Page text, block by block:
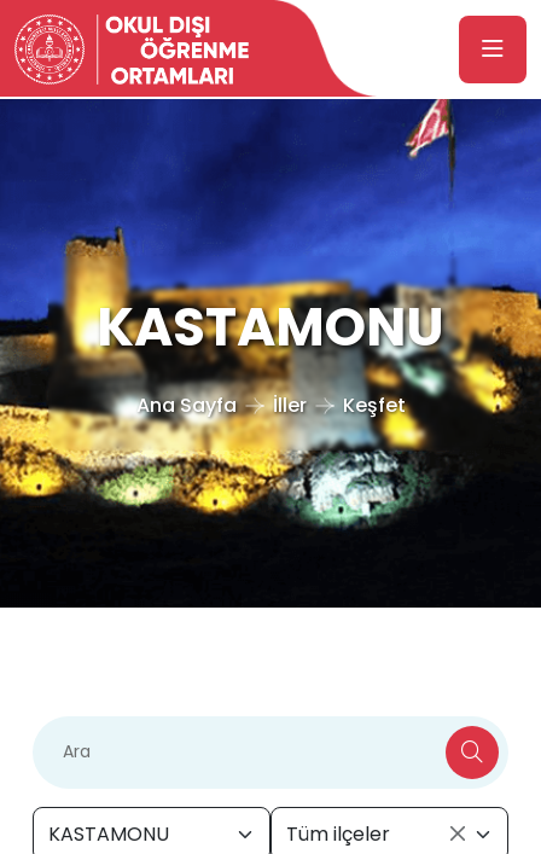
KASTAMONU
Ana Sayfa İller Keşfet
KASTAMONU Tüm ilçeler